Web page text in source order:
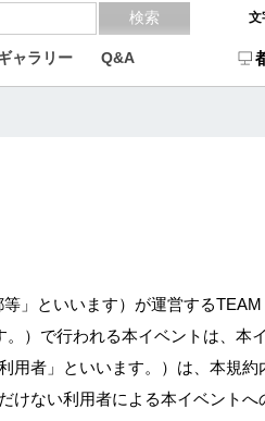
文
ャラリー Q&A
」といいます）が運営するTEAM
）で行われる本イベントは、本
用者」といいます。）は、本規約
けない利用者による本イベントへ